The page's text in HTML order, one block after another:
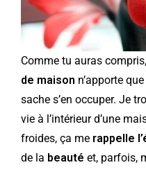
Comme tu auras
de maison n’apporte
sache s’en occuper. Je
vie à l’intérieur d’une
froides, ça me rappelle
de la beauté et, parfois,